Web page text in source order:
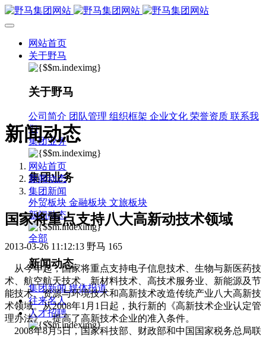
网站首页
关于野马
关于野马
公司简介 团队管理 组织框架 企业文化 荣誉资质 联系我
们
集团业务
集团业务
外贸板块 金融板块 文旅板块
新闻动态
全部
新闻动态
集团新闻 媒体报道
往来名人
人才招聘
新闻动态
网站首页
新闻动态
集团新闻
国家将重点支持八大高新动技术领域
2013-03-26 11:12:13 野马 165
从今年起，国家将重点支持电子信息技术、生物与新医药技
术、航空航天技术、新材料技术、高技术服务业、新能源及节
能技术、资源与环境技术和高新技术改造传统产业八大高新技
术领域。从2008年1月1日起，执行新的《高新技术企业认定管
理办法》，提高了高新技术企业的准入条件。
2008年8月5日，国家科技部、财政部和中国国家税务总局联